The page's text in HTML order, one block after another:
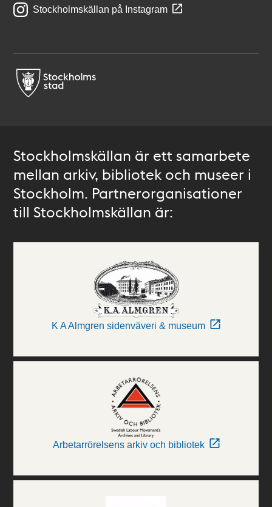
Stockholmskällan på Instagram
Stockholmskällan är ett samarbete
mellan arkiv, bibliotek och museer i
Stockholm. Partnerorganisationer
till Stockholmskällan är:
K A Almgren sidenväveri & museum
Arbetarrörelsens arkiv och bibliotek